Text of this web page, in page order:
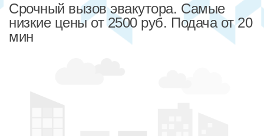
Срочный вызов эвакутора. Самые
низкие цены от 2500 руб. Подача от 20
мин